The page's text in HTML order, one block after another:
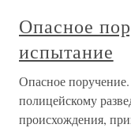
Опасное
испытание
Опасное
полицейскому
происхождения,